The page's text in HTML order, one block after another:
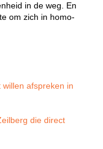
in de weg. En
om zich in homo-
afspreken in
die direct